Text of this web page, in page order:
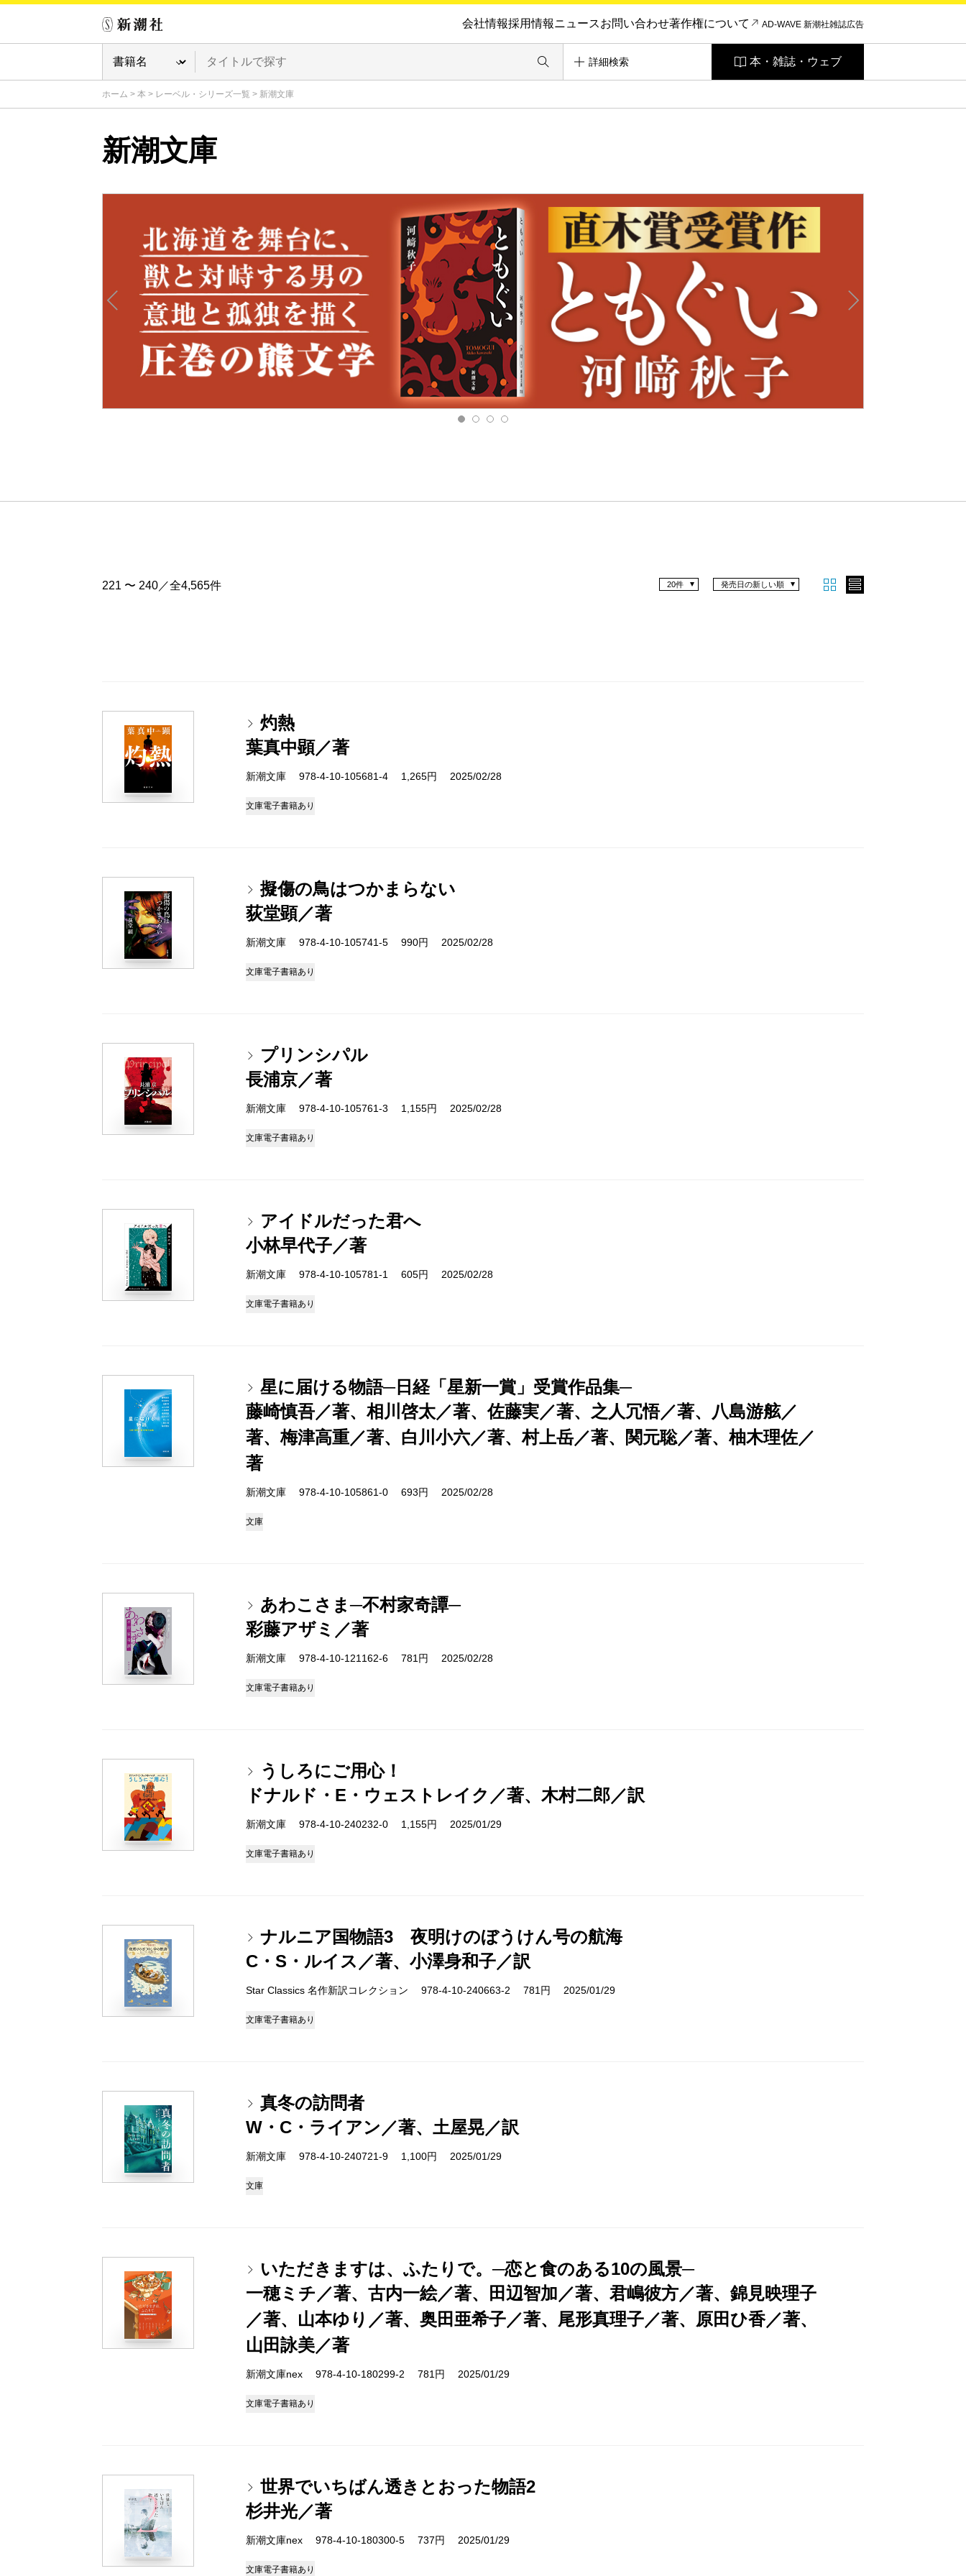
会社情報採用情報ニュースお問い合わせ著作権について AD-WAVE 新潮社雑誌広告
詳細検索 本・雑誌・ウェブ
ホーム > 本 > レーベル・シリーズ一覧 > 新潮文庫
新潮文庫
221 〜 240／全4,565件 発売日の新しい順
20件
灼熱
葉真中顕／著
新潮文庫 978-4-10-105681-4 1,265円 2025/02/28
文庫電子書籍あり
擬傷の鳥はつかまらない
荻堂顕／著
新潮文庫 978-4-10-105741-5 990円 2025/02/28
文庫電子書籍あり
プリンシパル
長浦京／著
新潮文庫 978-4-10-105761-3 1,155円 2025/02/28
文庫電子書籍あり
アイドルだった君へ
小林早代子／著
新潮文庫 978-4-10-105781-1 605円 2025/02/28
文庫電子書籍あり
星に届ける物語─日経「星新一賞」受賞作品集─
藤崎慎吾／著、相川啓太／著、佐藤実／著、之人冗悟／著、八島游舷／
著、梅津高重／著、白川小六／著、村上岳／著、関元聡／著、柚木理佐／
著
新潮文庫 978-4-10-105861-0 693円 2025/02/28
文庫
あわこさま─不村家奇譚─
彩藤アザミ／著
新潮文庫 978-4-10-121162-6 781円 2025/02/28
文庫電子書籍あり
うしろにご用心！
ドナルド・E・ウェストレイク／著、木村二郎／訳
新潮文庫 978-4-10-240232-0 1,155円 2025/01/29
文庫電子書籍あり
ナルニア国物語3 夜明けのぼうけん号の航海
C・S・ルイス／著、小澤身和子／訳
Star Classics 名作新訳コレクション 978-4-10-240663-2 781円 2025/01/29
文庫電子書籍あり
真冬の訪問者
W・C・ライアン／著、土屋晃／訳
新潮文庫 978-4-10-240721-9 1,100円 2025/01/29
文庫
いただきますは、ふたりで。─恋と食のある10の風景─
一穂ミチ／著、古内一絵／著、田辺智加／著、君嶋彼方／著、錦見映理子
／著、山本ゆり／著、奥田亜希子／著、尾形真理子／著、原田ひ香／著、
山田詠美／著
新潮文庫nex 978-4-10-180299-2 781円 2025/01/29
文庫電子書籍あり
世界でいちばん透きとおった物語2
杉井光／著
新潮文庫nex 978-4-10-180300-5 737円 2025/01/29
文庫電子書籍あり